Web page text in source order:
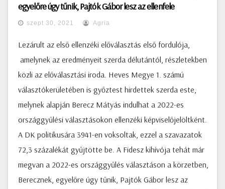
egyelőre úgy tűnik, Pajtók Gábor lesz az ellenfele
szept 30, 2021 Agria
Lezárult az első ellenzéki előválasztás első fordulója,
amelynek az eredményeit szerda délutántól, részletekben
közli az előválasztási iroda. Heves Megye 1. számú
választókerületében is győztest hirdettek szerda este,
melynek alapján Berecz Mátyás indulhat a 2022-es
országgyűlési választásokon ellenzéki képviselőjelöltként.
A DK politikusára 3941-en voksoltak, ezzel a szavazatok
72,3 százalékát gyűjtötte be. A Fidesz kihívója tehát már
megvan a 2022-es országgyűlés választáson a körzetben,
Berecznek, egyelőre úgy tűnik, Pajtók Gábor lesz az